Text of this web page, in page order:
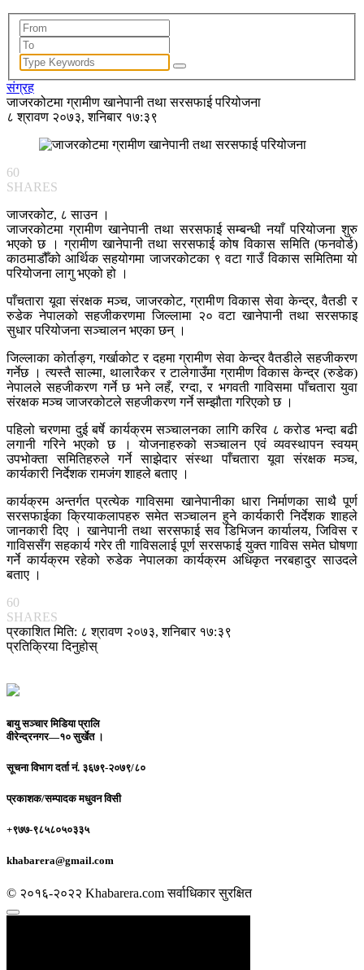
संग्रह
जाजरकोटमा ग्रामीण खानेपानी तथा सरसफाई परियोजना
८ श्रावण २०७३, शनिबार १७:३९
60
SHARES
जाजरकोट, ८ साउन ।
जाजरकोटमा ग्रामीण खानेपानी तथा सरसफाई सम्बन्धी नयाँ परियोजना शुरु
भएको छ । ग्रामीण खानेपानी तथा सरसफाई कोष विकास समिति (फनवोर्ड)
काठमाडौँको आर्थिक सहयोगमा जाजरकोटका ९ वटा गाउँ विकास समितिमा यो
परियोजना लागु भएको हो ।
पाँचतारा यूवा संरक्षक मञ्च, जाजरकोट, ग्रामीण विकास सेवा केन्द्र, वैतडी र
रुडेक नेपालको सहजीकरणमा जिल्लामा २० वटा खानेपानी तथा सरसफाइ
सुधार परियोजना सञ्चालन भएका छन् ।
जिल्लाका कोर्ताङ्ग, गर्खाकोट र दहमा ग्रामीण सेवा केन्द्र वैतडीले सहजीकरण
गर्नेछ । त्यस्तै साल्मा, थालारैकर र टालेगाउँमा ग्रामीण विकास केन्द्र (रुडेक)
नेपालले सहजीकरण गर्ने छ भने लहँ, रग्दा, र भगवती गाविसमा पाँचतारा युवा
संरक्षक मञ्च जाजरकोटले सहजीकरण गर्ने सम्झौता गरिएको छ ।
पहिलो चरणमा दुई बर्षे कार्यक्रम सञ्चालनका लागि करिव ८ करोड भन्दा बढी
लगानी गरिने भएको छ । योजनाहरुको सञ्चालन एवं व्यवस्थापन स्वयम्
उपभोक्ता समितिहरुले गर्ने साझेदार संस्था पाँचतारा यूवा संरक्षक मञ्च,
कार्यकारी निर्देशक रामजंग शाहले बताए ।
कार्यक्रम अन्तर्गत प्रत्येक गाविसमा खानेपानीका धारा निर्माणका साथै पूर्ण
सरसफाईका क्रियाकलापहरु समेत सञ्चालन हुने कार्यकारी निर्देशक शाहले
जानकारी दिए । खानेपानी तथा सरसफाई सव डिभिजन कार्यालय, जिविस र
गाविससँग सहकार्य गरेर ती गाविसलाई पूर्ण सरसफाई युक्त गाविस समेत घोषणा
गर्ने कार्यक्रम रहेको रुडेक नेपालका कार्यक्रम अधिकृत नरबहादुर साउदले
बताए ।
60
SHARES
प्रकाशित मिति: ८ श्रावण २०७३, शनिबार १७:३९
प्रतिक्रिया दिनुहोस्
बायु सञ्चार मिडिया प्रालि
वीरेन्द्रनगर—१० सुर्खेत ।
सूचना विभाग दर्ता नं. ३६७९-२०७९/८०
प्रकाशक/सम्पादकमधुवन विसी
+९७७-९८५८०५०३३५
khabarera@gmail.com
© २०१६-२०२२ Khabarera.com सर्वाधिकार सुरक्षित